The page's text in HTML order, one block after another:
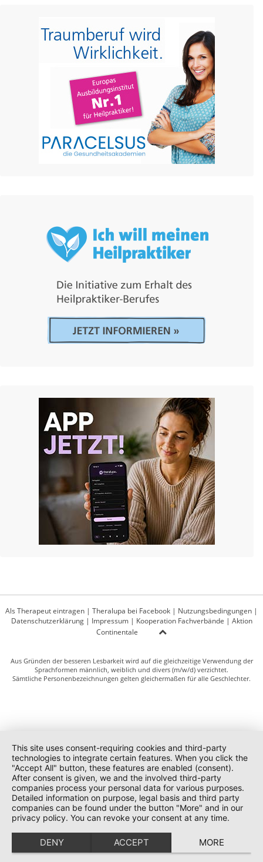
Als Therapeut eintragen | Theralupa bei Facebook | Nutzungsbedingungen |
Datenschutzerklärung| Impressum| Kooperation Fachverbände | Aktion
Continentale
Aus Gründen der besseren Lesbarkeit wird auf die gleichzeitige Verwendung der
Sprachformen männlich, weiblich und divers (m/w/d) verzichtet.
Sämtliche Personenbezeichnungen gelten gleichermaßen für alle Geschlechter.
This site uses consent-requiring cookies and third-party
technologies to integrate certain features. When you click the
"Accept All" button, these features are enabled (consent).
After consent is given, we and the involved third-party
companies process your personal data for various purposes.
Detailed information on purpose, legal basis and third party
companies can be found under the button "More" and in our
privacy policy. You can revoke your consent at any time.
DENY ACCEPT MORE